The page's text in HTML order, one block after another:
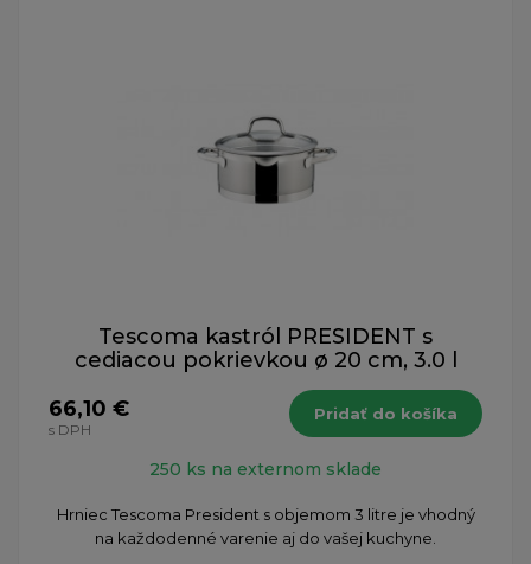
Tescoma kastról PRESIDENT s
cediacou pokrievkou ø 20 cm, 3.0 l
66,10 €
s DPH
Pridať do košíka
250 ks na externom sklade
Hrniec Tescoma President s objemom 3 litre je vhodný
na každodenné varenie aj do vašej kuchyne.